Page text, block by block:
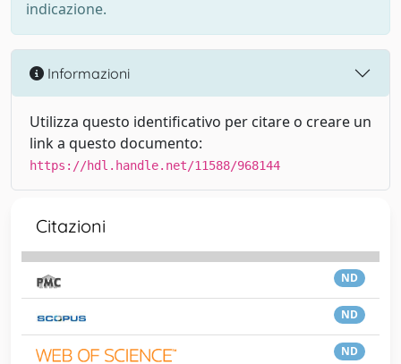
indicazione.
Informazioni
Utilizza questo identificativo per citare o creare un
link a questo documento:
https://hdl.handle.net/11588/968144
Citazioni
ND
ND
ND